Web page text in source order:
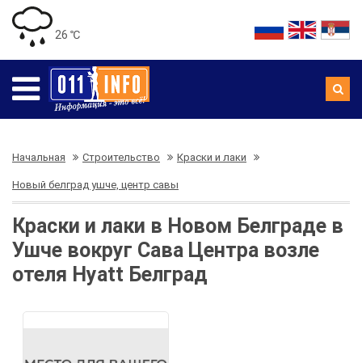
26 ℃
Начальная Строительство Краски и лаки
Новый белград ушче, центр савы
Краски и лаки в Новом Белграде в
Ушче вокруг Сава Центра возле
отеля Hyatt Белград